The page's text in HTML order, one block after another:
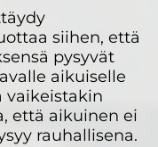
siihen, että
pysyvät
aikuiselle
vaikeistakin
että aikuinen ei
rauhallisena.